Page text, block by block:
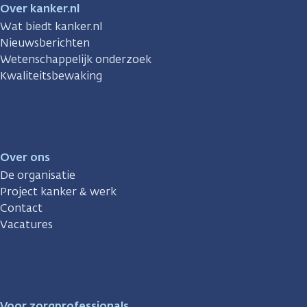
Over kanker.nl
Wat biedt kanker.nl
Nieuwsberichten
Wetenschappelijk onderzoek
Kwaliteitsbewaking
Over ons
De organisatie
Project kanker & werk
Contact
Vacatures